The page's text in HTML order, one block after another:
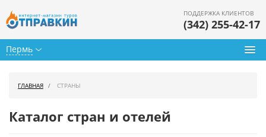
Пермь
ПОДДЕРЖКА КЛИЕНТОВ
(342) 255-42-17
ГЛАВНАЯ СТРАНЫ
Каталог стран и отелей